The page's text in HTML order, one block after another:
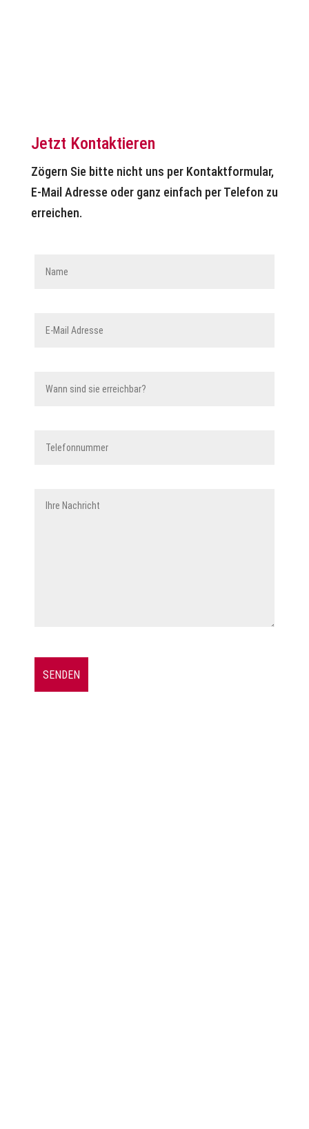
Jetzt Kontaktieren
Zögern Sie bitte nicht uns per Kontaktformular,
E-Mail Adresse oder ganz einfach per Telefon zu
erreichen.